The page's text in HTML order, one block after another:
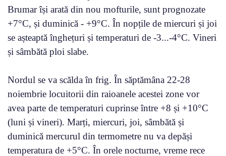
Brumar își arată din nou mofturile, sunt prognozate
+7°C, și duminică - +9°C. În nopțile de miercuri și joi
se așteaptă înghețuri și temperaturi de -3...-4°C. Vineri
și sâmbătă ploi slabe.
Nordul se va scălda în frig. În săptămâna 22-28
noiembrie locuitorii din raioanele acestei zone vor
avea parte de temperaturi cuprinse între +8 și +10°C
(luni și vineri). Marți, miercuri, joi, sâmbătă și
duminică mercurul din termometre nu va depăși
temperatura de +5°C. În orele nocturne, vreme rece